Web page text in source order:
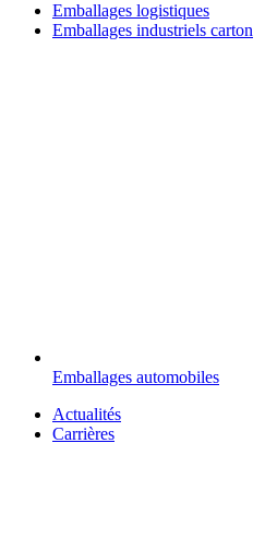
Emballages logistiques
Emballages industriels carton
Emballages automobiles
Actualités
Carrières